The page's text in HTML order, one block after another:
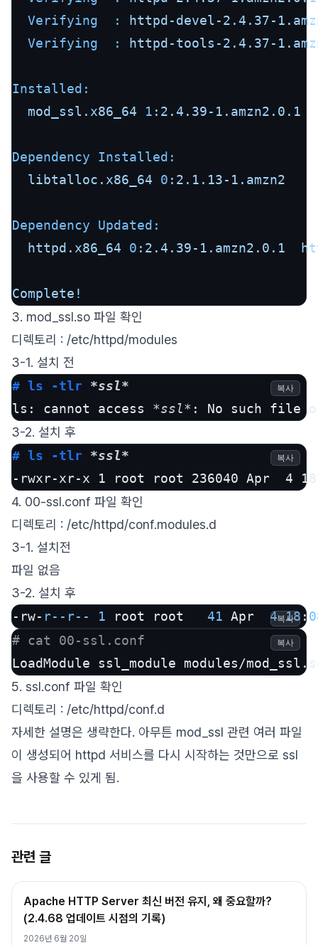
Verifying  :
httpd-devel-2.4.37-
Verifying  :
httpd-tools-2.4.37-
Installed:
mod_ssl.x86_64
1 :2.4.39-1.amzn2.0.1
Dependency Installed:
libtalloc.x86_64
0 :2.1.13-1.amzn2
Dependency Updated:
httpd.x86_64
0 :2.4.39-1.amzn2.0.1
Complete!
3. mod_ssl.so 파일 확인
디렉토리 : /etc/httpd/modules
3-1. 설치 전
# ls -tlr *ssl*
ls: cannot access *ssl* : No such file
복사
3-2. 설치 후
# ls -tlr *ssl*
-rwxr-xr-x 1 root root 236040 Apr  4
복사
4. 00-ssl.conf 파일 확인
디렉토리 : /etc/httpd/conf.modules.d
3-1. 설치전
파일 없음
3-2. 설치 후
-rw- r--r-- 1 root root 41 Apr 4 18 :
복사
# cat 00-ssl.conf
LoadModule ssl_module modules/
복사
5. ssl.conf 파일 확인
디렉토리 : /etc/httpd/conf.d
자세한 설명은 생략한다. 아무튼 mod_ssl 관련 여러 파일
이 생성되어 httpd 서비스를 다시 시작하는 것만으로 ssl
을 사용할 수 있게 됨.
관련 글
Apache HTTP Server 최신 버전 유지, 왜 중요할까?
(2.4.68 업데이트 시점의 기록)
2026년 6월 20일